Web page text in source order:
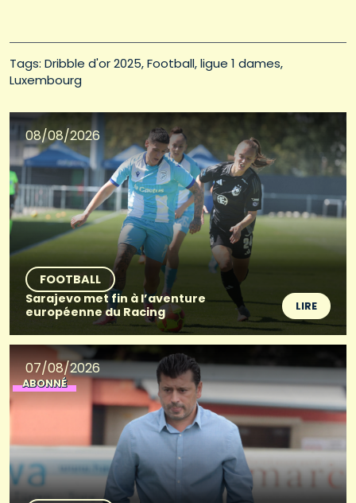
Tags: Dribble d'or 2025 Football ligue 1 dames
Luxembourg
08/08/2026
FOOTBALL
Sarajevo met fin à l’aventure
européenne du Racing
LIRE
07/08/2026
ABONNÉ